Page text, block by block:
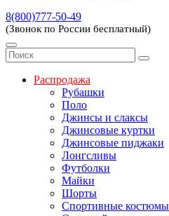
8(800)777-50-49
(Звонок по России бесплатный)
Распродажа
Рубашки
Поло
Джинсы и слаксы
Джинсовые куртки
Джинсовые пиджаки
Лонгсливы
Футболки
Майки
Шорты
Спортивные костюмы